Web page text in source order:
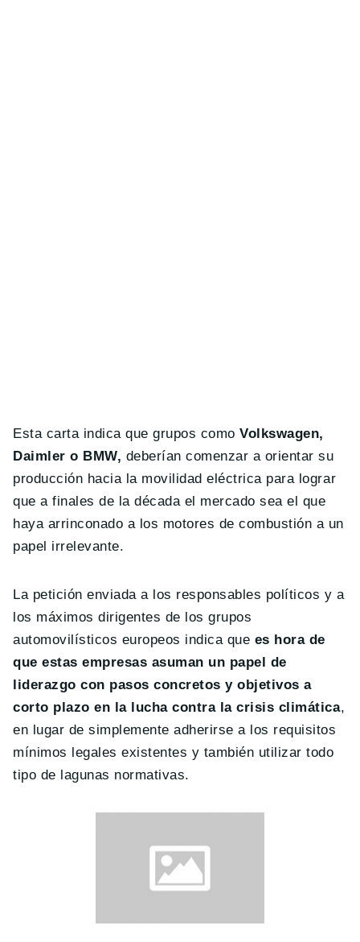
Esta carta indica que grupos comoVolkswagen,
Daimler o BMW, deberían comenzar a orientar su
producción hacia la movilidad eléctrica para lograr
que a finales de la década el mercado sea el que
haya arrinconado a los motores de combustión a un
papel irrelevante.
La petición enviada a los responsables políticos y a
los máximos dirigentes de los grupos
automovilísticos europeos indica que es hora de
que estas empresas asuman un papel de
liderazgo con pasos concretos y objetivos a
corto plazo en la lucha contra la crisis climática,
en lugar de simplemente adherirse a los requisitos
mínimos legales existentes y también utilizar todo
tipo de lagunas normativas.